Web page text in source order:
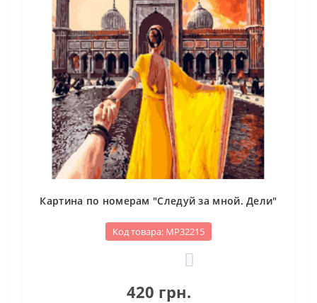
Картина по номерам "Следуй за мной. Дели"
Код товара: МР32215
420 грн.